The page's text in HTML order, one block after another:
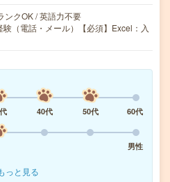
ンクOK / 英語力不要
験（電話・メール）【必須】Excel：入
40代 50代
60代
男性
っと見る